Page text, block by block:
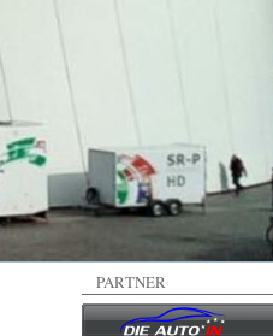
PARTNER